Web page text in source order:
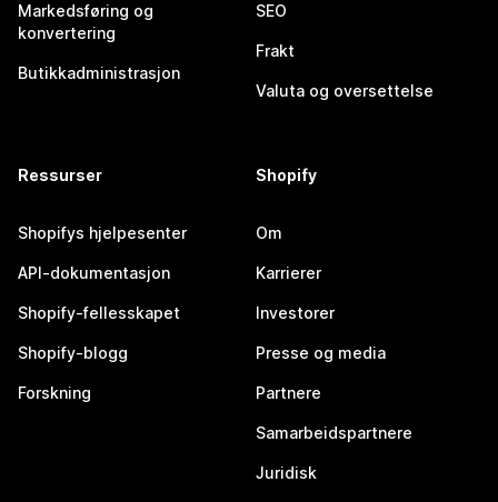
Markedsføring og
konvertering
Butikkadministrasjon
SEO
Frakt
Valuta og oversettelse
Ressurser
Shopifys hjelpesenter
API-dokumentasjon
Shopify-fellesskapet
Shopify-blogg
Forskning
Shopify
Om
Karrierer
Investorer
Presse og media
Partnere
Samarbeidspartnere
Juridisk